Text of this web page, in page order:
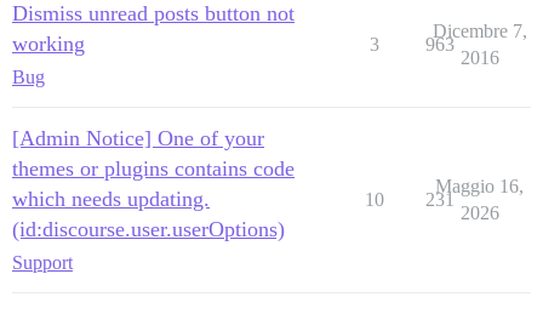
Dismiss unread posts button not
working
Bug
3 963
Dicembre 7,
2016
[Admin Notice] One of your
themes or plugins contains code
which needs updating.
(id:discourse.user.userOptions)
Support
10 231
Maggio 16,
2026